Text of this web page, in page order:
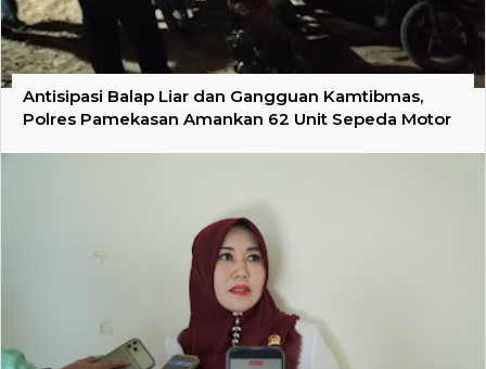
Antisipasi Balap Liar dan Gangguan Kamtibmas,
Polres Pamekasan Amankan 62 Unit Sepeda Motor